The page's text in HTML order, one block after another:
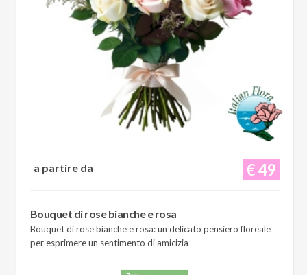
€ 49
a partire da
Bouquet di rose bianche e rosa
Bouquet di rose bianche e rosa: un delicato pensiero floreale
per esprimere un sentimento di amicizia